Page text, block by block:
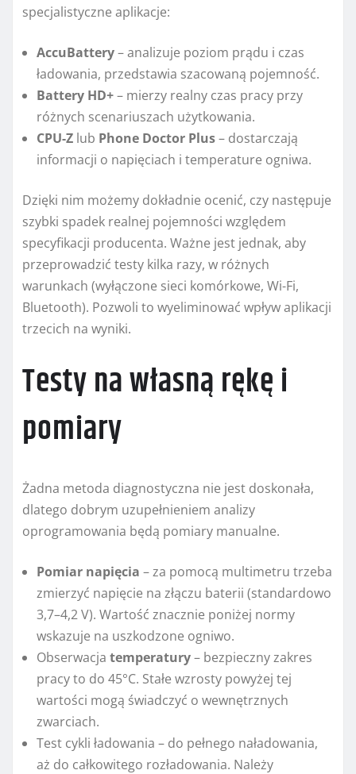
specjalistyczne aplikacje:
AccuBattery– analizuje poziom prądu i czas
ładowania, przedstawia szacowaną pojemność.
Battery HD+– mierzy realny czas pracy przy
różnych scenariuszach użytkowania.
CPU-Z lub Phone Doctor Plus– dostarczają
informacji o napięciach i temperature ogniwa.
Dzięki nim możemy dokładnie ocenić, czy następuje
szybki spadek realnej pojemności względem
specyfikacji producenta. Ważne jest jednak, aby
przeprowadzić testy kilka razy, w różnych
warunkach (wyłączone sieci komórkowe, Wi-Fi,
Bluetooth). Pozwoli to wyeliminować wpływ aplikacji
trzecich na wyniki.
Testy na własną rękę i
pomiary
Żadna metoda diagnostyczna nie jest doskonała,
dlatego dobrym uzupełnieniem analizy
oprogramowania będą pomiary manualne.
Pomiar napięcia – za pomocą multimetru trzeba
zmierzyć napięcie na złączu baterii (standardowo
3,7–4,2 V). Wartość znacznie poniżej normy
wskazuje na uszkodzone ogniwo.
Obserwacja temperatury– bezpieczny zakres
pracy to do 45°C. Stałe wzrosty powyżej tej
wartości mogą świadczyć o wewnętrznych
zwarciach.
Test cykli ładowania – do pełnego naładowania,
aż do całkowitego rozładowania. Należy